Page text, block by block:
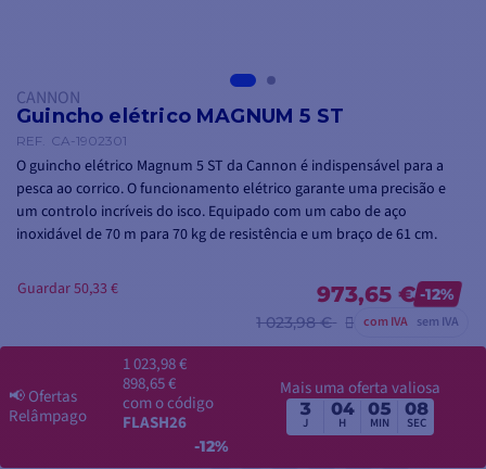
CANNON
Guincho elétrico MAGNUM 5 ST
REF. CA-1902301
O guincho elétrico Magnum 5 ST da Cannon é indispensável para a
pesca ao corrico. O funcionamento elétrico garante uma precisão e
um controlo incríveis do isco. Equipado com um cabo de aço
inoxidável de 70 m para 70 kg de resistência e um braço de 61 cm.
973,65 € -12%
1 023,98 €
com IVA sem IVA
Guardar 50,33 €
📢Ofertas
Relâmpago
1 023,98 €
898,65 €
com o código
FLASH26
-12%
Mais uma oferta valiosa
3
J
04
H
05
MIN
08
SEC